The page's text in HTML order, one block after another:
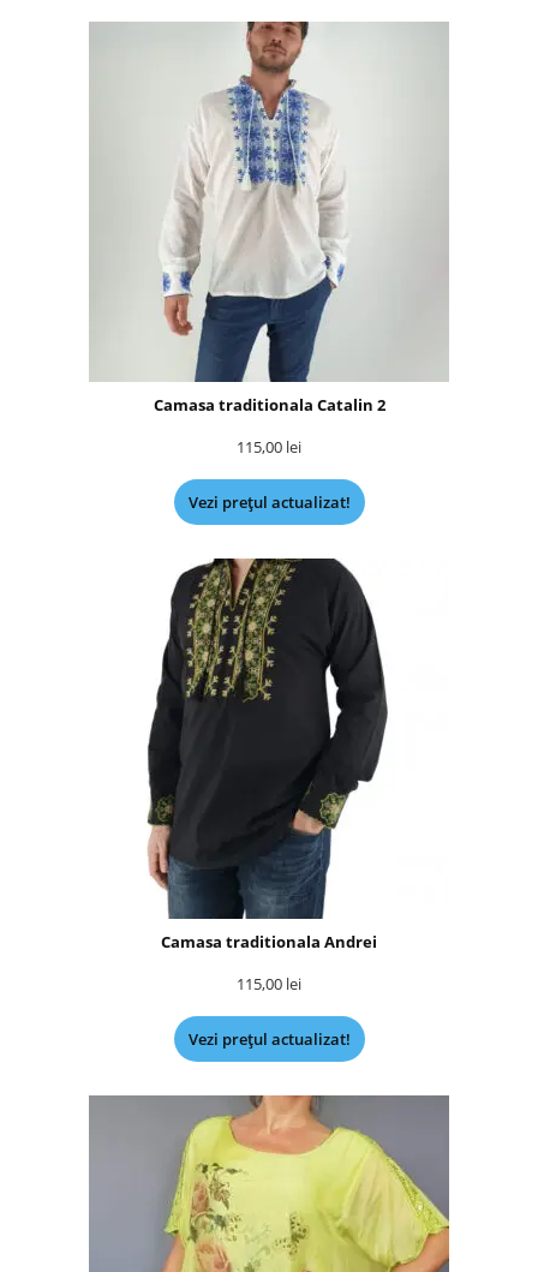
Camasa traditionala Catalin 2
115,00 lei
Vezi prețul actualizat!
Camasa traditionala Andrei
115,00 lei
Vezi prețul actualizat!